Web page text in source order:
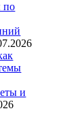
по
и